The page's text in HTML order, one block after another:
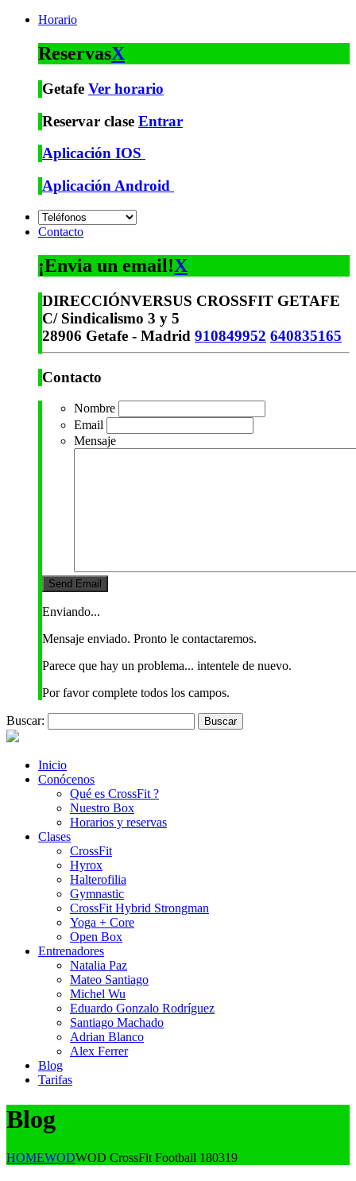
Horario
ReservasX
Getafe Ver horario
Reservar clase Entrar
Aplicación IOS
Aplicación Android
Contacto
¡Envia un email!X
DIRECCIÓNVERSUS CROSSFIT GETAFE
C/ Sindicalismo 3 y 5
28906 Getafe - Madrid 910849952 640835165
Contacto
Nombre
Email
Mensaje
Enviando...
Mensaje enviado. Pronto le contactaremos.
Parece que hay un problema... intentele de nuevo.
Por favor complete todos los campos.
Buscar:
Inicio
Conócenos
Qué es CrossFit ?
Nuestro Box
Horarios y reservas
Clases
CrossFit
Hyrox
Halterofilia
Gymnastic
CrossFit Hybrid Strongman
Yoga + Core
Open Box
Entrenadores
Natalia Paz
Mateo Santiago
Michel Wu
Eduardo Gonzalo Rodríguez
Santiago Machado
Adrian Blanco
Alex Ferrer
Blog
Tarifas
Blog
HOMEWODWOD CrossFit Football 180319